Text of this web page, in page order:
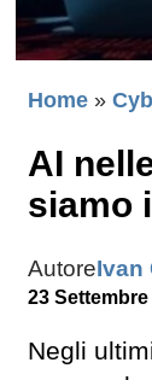
Home »
AI
siamo
AutoreIvan
23 Settembre
Negli